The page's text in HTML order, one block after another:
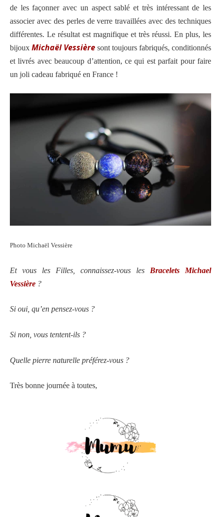
de les façonner avec un aspect sablé et très intéressant de les
associer avec des perles de verre travaillées avec des techniques
différentes. Le résultat est magnifique et très réussi. En plus, les
bijoux Michaël Vessière sont toujours fabriqués, conditionnés
et livrés avec beaucoup d’attention, ce qui est parfait pour faire
un joli cadeau fabriqué en France !
Photo Michaël Vessière
Et vous les Filles, connaissez-vous les Bracelets
Michael
Vessière ?
Si oui, qu’en pensez-vous ?
Si non, vous tentent-ils ?
Quelle pierre naturelle préférez-vous ?
Très bonne journée à toutes,